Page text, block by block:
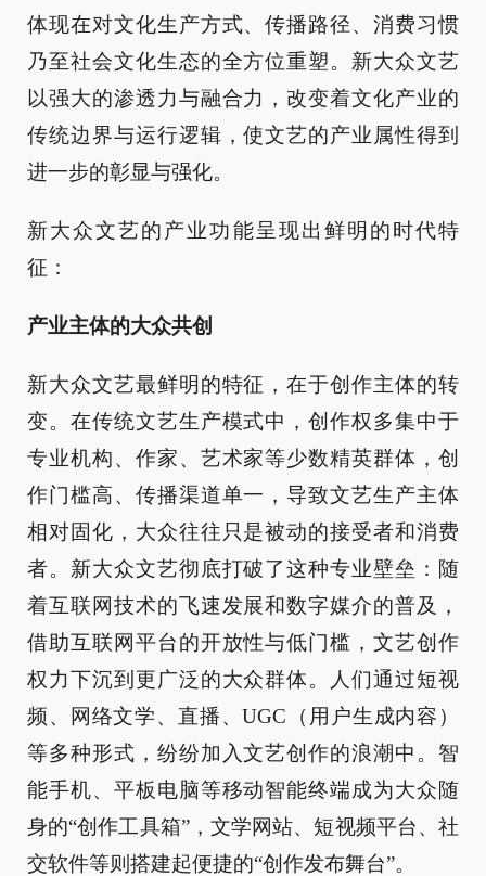
体现在对文化生产方式、传播路径、消费习惯
乃至社会文化生态的全方位重塑。新大众文艺
以强大的渗透力与融合力，改变着文化产业的
传统边界与运行逻辑，使文艺的产业属性得到
进一步的彰显与强化。
新大众文艺的产业功能呈现出鲜明的时代特
征：
产业主体的大众共创
新大众文艺最鲜明的特征，在于创作主体的转
变。在传统文艺生产模式中，创作权多集中于
专业机构、作家、艺术家等少数精英群体，创
作门槛高、传播渠道单一，导致文艺生产主体
相对固化，大众往往只是被动的接受者和消费
者。新大众文艺彻底打破了这种专业壁垒：随
着互联网技术的飞速发展和数字媒介的普及，
借助互联网平台的开放性与低门槛，文艺创作
权力下沉到更广泛的大众群体。人们通过短视
频、网络文学、直播、UGC（用户生成内容）
等多种形式，纷纷加入文艺创作的浪潮中。智
能手机、平板电脑等移动智能终端成为大众随
身的“创作工具箱”，文学网站、短视频平台、社
交软件等则搭建起便捷的“创作发布舞台”。